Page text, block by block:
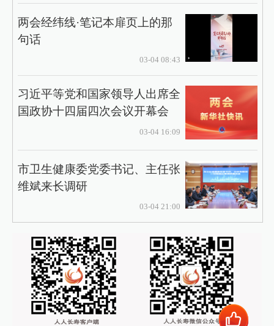
两会经纬线·笔记本扉页上的那
句话
03-04 08:43
习近平等党和国家领导人出席全
国政协十四届四次会议开幕会
03-04 16:09
市卫生健康委党委书记、主任张
维斌来长调研
03-04 21:00